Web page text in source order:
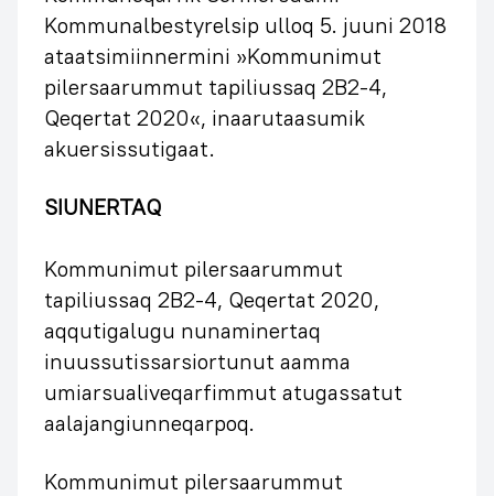
Kommunalbestyrelsip ulloq 5. juuni 2018
ataatsimiinnermini »Kommunimut
pilersaarummut tapiliussaq 2B2-4,
Qeqertat 2020«, inaarutaasumik
akuersissutigaat.
SIUNERTAQ
Kommunimut pilersaarummut
tapiliussaq 2B2-4, Qeqertat 2020,
aqqutigalugu nunaminertaq
inuussutissarsiortunut aamma
umiarsualiveqarfimmut atugassatut
aalajangiunneqarpoq.
Kommunimut pilersaarummut